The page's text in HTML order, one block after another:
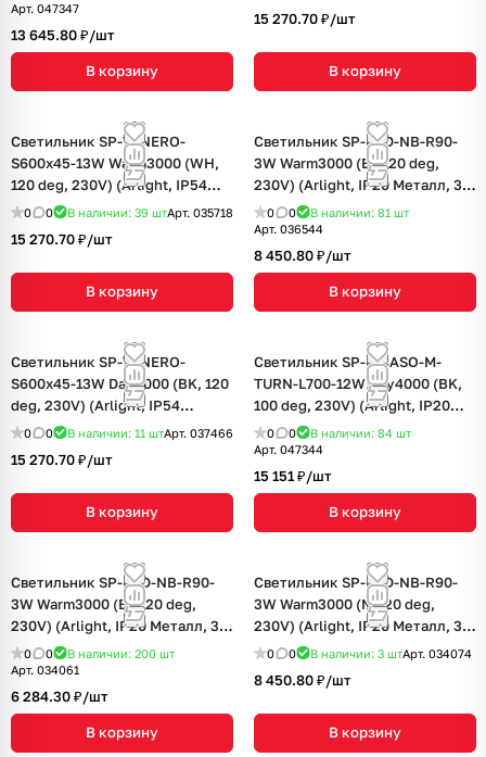
Арт. 047347
13 645.80 ₽/шт
В корзину
15 270.70 ₽/шт
В корзину
Светильник SP-TENERO-
S600x45-13W Warm3000 (WH,
120 deg, 230V) (Arlight, IP54
Металл, 3 года)
0 0 В наличии: 39 штАрт. 035718
15 270.70 ₽/шт
В корзину
Светильник SP-BED-NB-R90-
3W Warm3000 (BR, 20 deg,
230V) (Arlight, IP20 Металл, 3
года)
0 0 В наличии: 81 шт
Арт. 036544
8 450.80 ₽/шт
В корзину
Светильник SP-TENERO-
S600x45-13W Day4000 (BK, 120
deg, 230V) (Arlight, IP54
Металл, 3 года)
0 0 В наличии: 11 штАрт. 037466
15 270.70 ₽/шт
В корзину
Светильник SP-PICASO-M-
TURN-L700-12W Day4000 (BK,
100 deg, 230V) (Arlight, IP20
Металл, 3 года)
0 0 В наличии: 84 шт
Арт. 047344
15 151 ₽/шт
В корзину
Светильник SP-BED-NB-R90-
3W Warm3000 (BK, 20 deg,
230V) (Arlight, IP20 Металл, 3
года)
0 0 В наличии: 200 шт
Арт. 034061
6 284.30 ₽/шт
В корзину
Светильник SP-BED-NB-R90-
3W Warm3000 (NI, 20 deg,
230V) (Arlight, IP20 Металл, 3
года)
0 0 В наличии: 3 штАрт. 034074
8 450.80 ₽/шт
В корзину